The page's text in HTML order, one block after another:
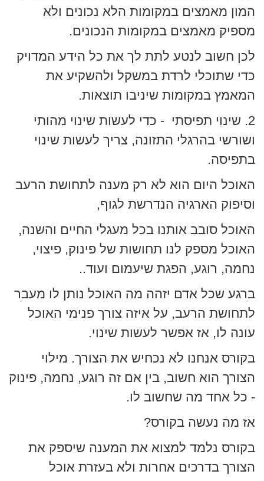
המון מאמצים במקומות הלא נכונים ולא
מספיק מאמצים במקומות הנכונים.
לכן חשוב לנטע לתת לך את כל הידע המדויק
כדי שתוכלי לרדת במשקל ולהשקיע את
המאמץ במקומות שיניבו תוצאות.
2. שינוי תפיסתי - כדי לעשות שינוי מהותי
ושורשי בהרגלי התזונה, צריך לעשות שינוי
בתפיסה.
האוכל היום הוא לא רק מענה לתחושת הרעב
וסיפוק הארגיה הנדרשת לגוף,
האוכל סובב אותנו בכל מעגלי החיים והשנה,
האוכל מספק לנו תחושות של פינוק, פיצוי,
נחמה, רוגע, הפגת שיעמום ועוד..
ברגע שכל אדם יזהה מה האוכל נותן לו מעבר
לתחושת הרעב, על איזה צורך פנימי האוכל
עונה לו, אז אפשר לעשות שינוי.
בקורס אנחנו לא נכחיש את הצורך. מילוי
הצורך הוא חשוב, בין אם זה רוגע, נחמה, פינוק
- כל אחד מה שחשוב לו.
אז מה נעשה בקורס?
בקורס נלמד למצוא את המענה שיספק את
הצורך בדרכים אחרות ולא בעזרת אוכל